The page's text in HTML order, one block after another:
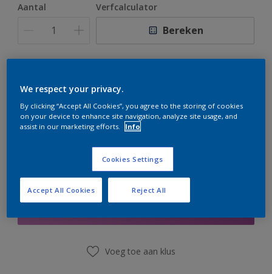
Aantal Verfcalculator
Bereken
te bestellen. Houd de website in de gaten, we werken
Boodschappenlijst
Voeg toe aan klus
We respect your privacy.
By clicking “Accept All Cookies”, you agree to the storing of cookies
on your device to enhance site navigation, analyze site usage, and
assist in our marketing efforts.
Info
Cookies Settings
Reject All
Accept All Cookies